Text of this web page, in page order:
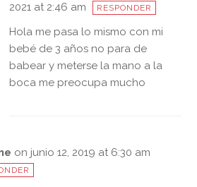
2021 at 2:46 am
RESPONDER
Hola me pasa lo mismo con mi
bebé de 3 años no para de
babear y meterse la mano a la
boca me preocupa mucho
on junio 12, 2019 at 6:30 am